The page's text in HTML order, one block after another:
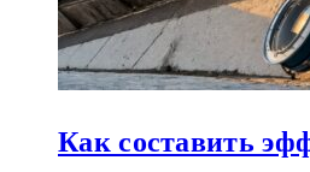
Как составить